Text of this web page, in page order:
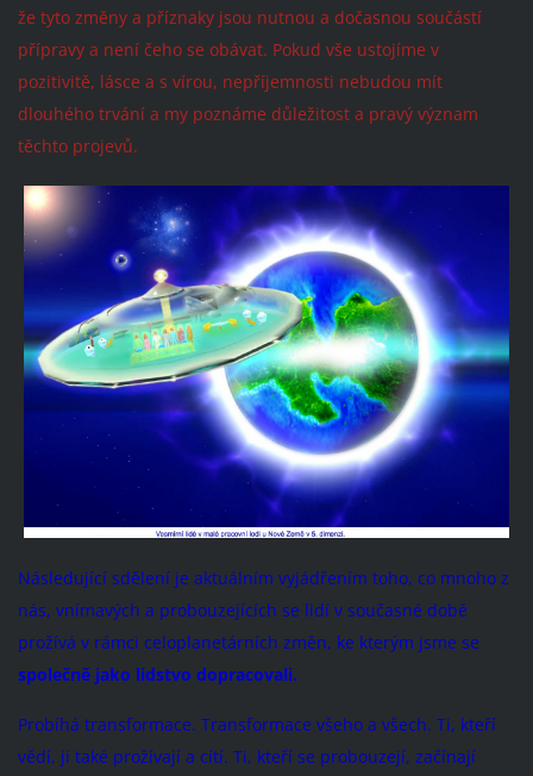
že tyto změny a příznaky jsou nutnou a dočasnou součástí
přípravy a není čeho se obávat. Pokud vše ustojíme v
pozitivitě, lásce a s vírou, nepříjemnosti nebudou mít
dlouhého trvání a my poznáme důležitost a pravý význam
těchto projevů.
Následující sdělení je aktuálním vyjádřením toho, co mnoho z
nás, vnímavých a probouzejících se lidí v současné době
prožívá v rámci celoplanetárních změn, ke kterým jsme se
společně jako lidstvo dopracovali.
Probíhá transformace. Transformace všeho a všech. Ti, kteří
vědí, ji také prožívají a cítí. Ti, kteří se probouzejí, začínají